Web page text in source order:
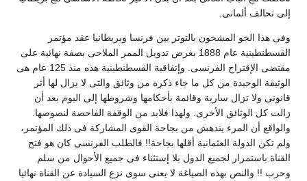
تحالف ألمانى.
هذا الجو المشحون بالتوتر بين فرنسا وبريطانيا عقد مؤتمر
القسطنطينية عام 1888 بغرض تدويل الممر الملاحى بصفة نهائية على
مقتضى الإقتراح الفرنسى. وإتفاقية القسطنطينية هذه منذ 125 عام هى
الوحيدة من كل ما جاء ذكره من وثائق والتى لا يزال لها أثر
ولا تزال سارية وقائمة بأحكامها وشروطها إلى اليوم بعد أن
كل الوثائق الأخرى. ولهذا فلابد من الوقفة الفاحصة لنصوصها.
أن المرء يندهش من بجاحة القوى المشاركة فى ذلك المؤتمر،
تكن الدولة العثمانية أقلها بجاحة!! فالطلب الفرنسى كان هو فتح
باستمرار لجميع الدول بلا إستثناء فى جميع الأحوال من سلم
!! والنص بهذه الصياغة لا يعنى سوى نزع السيادة عن القناة نهائيا